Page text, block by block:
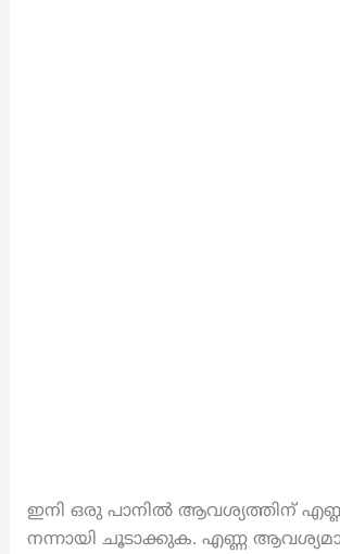
ഇനി ഒരു പാനിൽ ആവശ്യത്തിന് എണ്ണ
നന്നായി ചൂടാക്കുക. എണ്ണ